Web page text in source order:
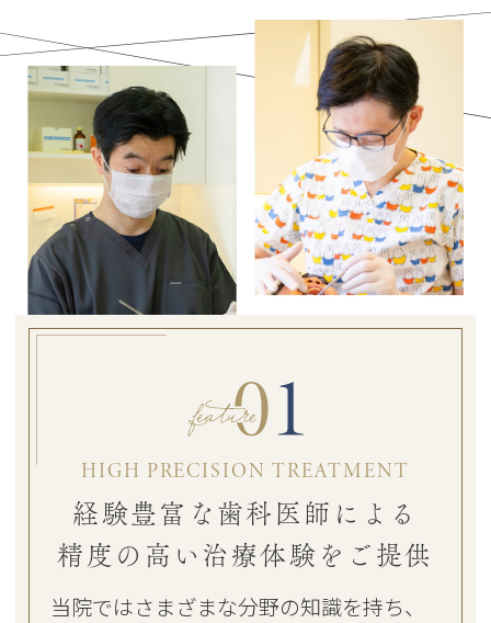
HIGH PRECISION TREATMENT
経験豊富な歯科医師による
精度の高い治療体験をご提供
当院ではさまざまな分野の知識を持ち、